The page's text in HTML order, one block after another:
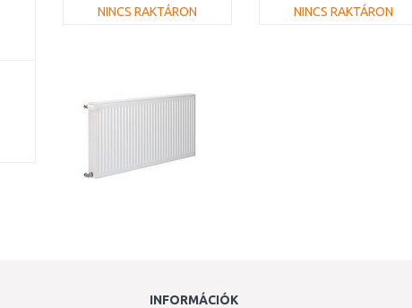
NINCS RAKTÁRON
NINCS RAKTÁRON
INFORMÁCIÓK